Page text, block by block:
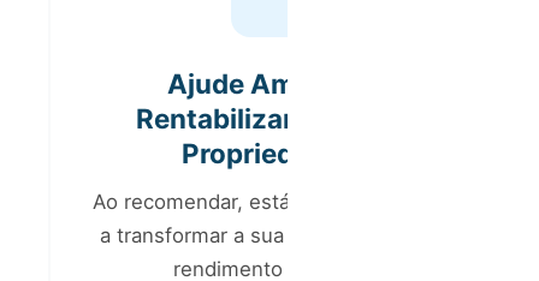
Ajude Amigos a
Rentabilizar as Suas
Propriedades
Ao recomendar, está a ajudar alguém
a transformar a sua propriedade em
rendimento passivo.